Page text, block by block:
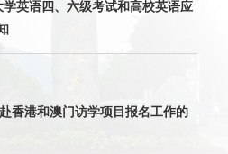
英语四、六级考试和高校英语应
香港和澳门访学项目报名工作的